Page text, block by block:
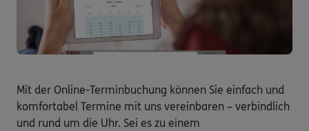
Mit der Online-Terminbuchung können Sie einfach und
komfortabel Termine mit uns vereinbaren – verbindlich
und rund um die Uhr. Sei es zu einem